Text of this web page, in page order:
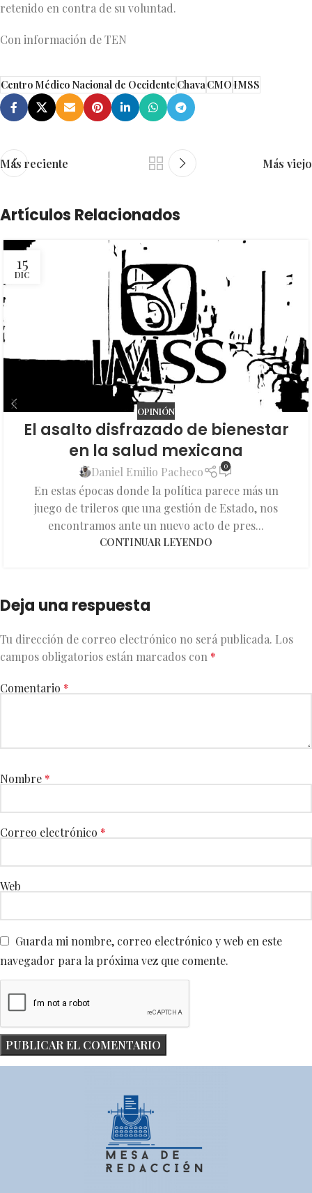
retenido en contra de su voluntad.
Con información de TEN
Centro Médico Nacional de Occidente ChavaCMOIMSS
Más reciente Más viejo
Artículos Relacionados
15
DIC
OPINIÓN
El asalto disfrazado de bienestar
en la salud mexicana
Daniel Emilio Pacheco 0
En estas épocas donde la política parece más un
juego de trileros que una gestión de Estado, nos
encontramos ante un nuevo acto de pres...
CONTINUAR LEYENDO
Deja una respuesta
Tu dirección de correo electrónico no será publicada. Los
campos obligatorios están marcados con *
Comentario *
Nombre *
Correo electrónico *
Web
Guarda mi nombre, correo electrónico y web en este
navegador para la próxima vez que comente.